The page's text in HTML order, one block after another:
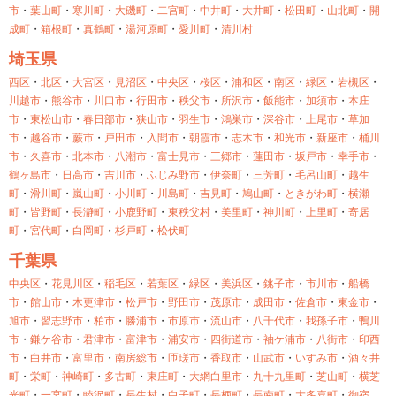
市 ・ 葉山町 ・ 寒川町 ・ 大磯町 ・ 二宮町 ・ 中井町 ・ 大井町 ・ 松田町 ・ 山北町 ・ 開
成町 ・ 箱根町 ・ 真鶴町 ・ 湯河原町 ・ 愛川町 ・ 清川村
埼玉県
西区 ・ 北区 ・ 大宮区 ・ 見沼区 ・ 中央区 ・ 桜区 ・ 浦和区 ・ 南区 ・ 緑区 ・ 岩槻区 ・
川越市 ・ 熊谷市 ・ 川口市 ・ 行田市 ・ 秩父市 ・ 所沢市 ・ 飯能市 ・ 加須市 ・ 本庄
市 ・ 東松山市 ・ 春日部市 ・ 狭山市 ・ 羽生市 ・ 鴻巣市 ・ 深谷市 ・ 上尾市 ・ 草加
市 ・ 越谷市 ・ 蕨市 ・ 戸田市 ・ 入間市 ・ 朝霞市 ・ 志木市 ・ 和光市 ・ 新座市 ・ 桶川
市 ・ 久喜市 ・ 北本市 ・ 八潮市 ・ 富士見市 ・ 三郷市 ・ 蓮田市 ・ 坂戸市 ・ 幸手市 ・
鶴ヶ島市 ・ 日高市 ・ 吉川市 ・ ふじみ野市 ・ 伊奈町 ・ 三芳町 ・ 毛呂山町 ・ 越生
町 ・ 滑川町 ・ 嵐山町 ・ 小川町 ・ 川島町 ・ 吉見町 ・ 鳩山町 ・ ときがわ町 ・ 横瀬
町 ・ 皆野町 ・ 長瀞町 ・ 小鹿野町 ・ 東秩父村 ・ 美里町 ・ 神川町 ・ 上里町 ・ 寄居
町 ・ 宮代町 ・ 白岡町 ・ 杉戸町 ・ 松伏町
千葉県
中央区 ・ 花見川区 ・ 稲毛区 ・ 若葉区 ・ 緑区 ・ 美浜区 ・ 銚子市 ・ 市川市 ・ 船橋
市 ・ 館山市 ・ 木更津市 ・ 松戸市 ・ 野田市 ・ 茂原市 ・ 成田市 ・ 佐倉市 ・ 東金市 ・
旭市 ・ 習志野市 ・ 柏市 ・ 勝浦市 ・ 市原市 ・ 流山市 ・ 八千代市 ・ 我孫子市 ・ 鴨川
市 ・ 鎌ケ谷市 ・ 君津市 ・ 富津市 ・ 浦安市 ・ 四街道市 ・ 袖ケ浦市 ・ 八街市 ・ 印西
市 ・ 白井市 ・ 富里市 ・ 南房総市 ・ 匝瑳市 ・ 香取市 ・ 山武市 ・ いすみ市 ・ 酒々井
町 ・ 栄町 ・ 神崎町 ・ 多古町 ・ 東庄町 ・ 大網白里市 ・ 九十九里町 ・ 芝山町 ・ 横芝